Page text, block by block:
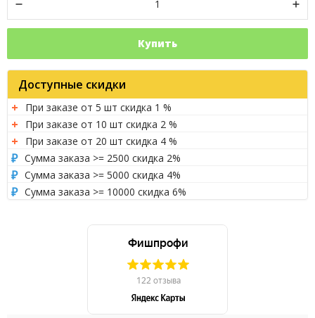
Купить
Доступные скидки
При заказе от 5 шт скидка 1 %
При заказе от 10 шт скидка 2 %
При заказе от 20 шт скидка 4 %
Сумма заказа >= 2500 скидка 2%
Сумма заказа >= 5000 скидка 4%
Сумма заказа >= 10000 скидка 6%